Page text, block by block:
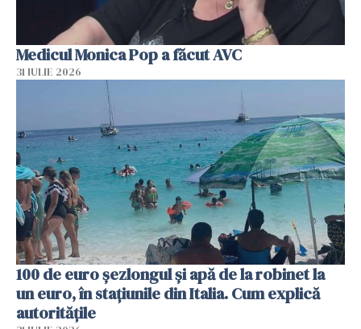
Medicul Monica Pop a făcut AVC
31 IULIE 2026
100 de euro șezlongul și apă de la robinet la
un euro, în stațiunile din Italia. Cum explică
autoritățile